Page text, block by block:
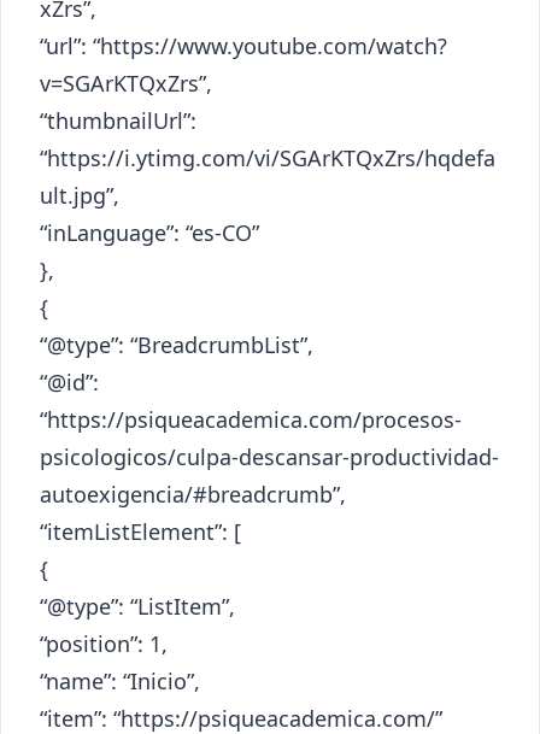
xZrs”,
“url”: “https://www.youtube.com/watch?
v=SGArKTQxZrs”,
“thumbnailUrl”:
“https://i.ytimg.com/vi/SGArKTQxZrs/hqdefa
ult.jpg”,
“inLanguage”: “es-CO”
},
{
“@type”: “BreadcrumbList”,
“@id”:
“https://psiqueacademica.com/procesos-
psicologicos/culpa-descansar-productividad-
autoexigencia/#breadcrumb”,
“itemListElement”: [
{
“@type”: “ListItem”,
“position”: 1,
“name”: “Inicio”,
“item”: “https://psiqueacademica.com/”